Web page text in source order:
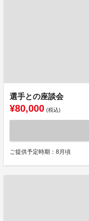
選手との座談会
¥80,000 (税込)
ご提供予定時期：8月頃